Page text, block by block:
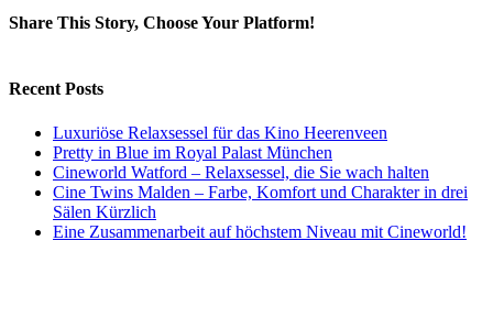
Share This Story, Choose Your Platform!
Recent Posts
Luxuriöse Relaxsessel für das Kino Heerenveen
Pretty in Blue im Royal Palast München
Cineworld Watford – Relaxsessel, die Sie wach halten
Cine Twins Malden – Farbe, Komfort und Charakter in drei
Sälen Kürzlich
Eine Zusammenarbeit auf höchstem Niveau mit Cineworld!